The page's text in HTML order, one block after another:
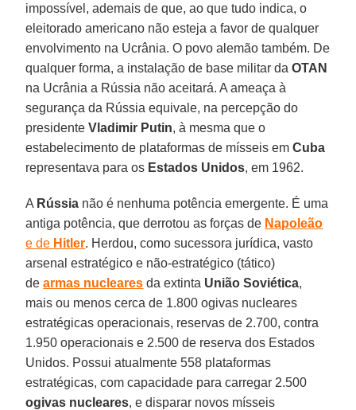
impossível, ademais de que, ao que tudo indica, o
eleitorado americano não esteja a favor de qualquer
envolvimento na Ucrânia. O povo alemão também. De
qualquer forma, a instalação de base militar daOTAN
na Ucrânia a Rússia não aceitará. A ameaça à
segurança da Rússia equivale, na percepção do
presidenteVladimir Putin, à mesma que o
estabelecimento de plataformas de mísseis emCuba
representava para os Estados Unidos, em 1962.
A Rússia não é nenhuma potência emergente. É uma
antiga potência, que derrotou as forças de Napoleão
e de Hitler. Herdou, como sucessora jurídica, vasto
arsenal estratégico e não-estratégico (tático)
dearmas nucleares da extinta União Soviética,
mais ou menos cerca de 1.800 ogivas nucleares
estratégicas operacionais, reservas de 2.700, contra
1.950 operacionais e 2.500 de reserva dos Estados
Unidos. Possui atualmente 558 plataformas
estratégicas, com capacidade para carregar 2.500
ogivas nucleares, e disparar novos mísseis